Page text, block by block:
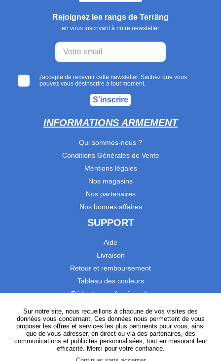
Rejoignez les rangs de Terräng
en vous inscrivant à notre newsletter
j'accepte de recevoir cette newsletter. Sachez que vous
pouvez vous désinscrire à tout moment.
S'inscrire
INFORMATIONS ARMEMENT
Qui sommes-nous ?
Conditions Générales de Vente
Mentions légales
Nos magasins
Nos partenaires
Nos bonnes affaires
SUPPORT
Aide
Livraison
Retour et remboursement
Tableau des couleurs
Réduction professionnels
Catalogues
Satisfaction Clients
SUIVEZ-NOUS
Sur notre site, nous recueillons à chacune de vos visites des
données vous concernant. Ces données nous permettent de vous
proposer les offres et services les plus pertinents pour vous, ainsi
que de vous adresser, en direct ou via des partenaires, des
communications et publicités personnalisées, tout en mesurant leur
efficacité. Merci pour votre confiance.